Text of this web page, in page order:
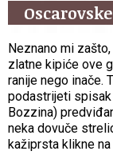
Neznano mi
zlatne kipiće ove
ranije nego inače.
podastrijeti spisak
Bozzina)
neka dovuče
kažiprsta klikne na